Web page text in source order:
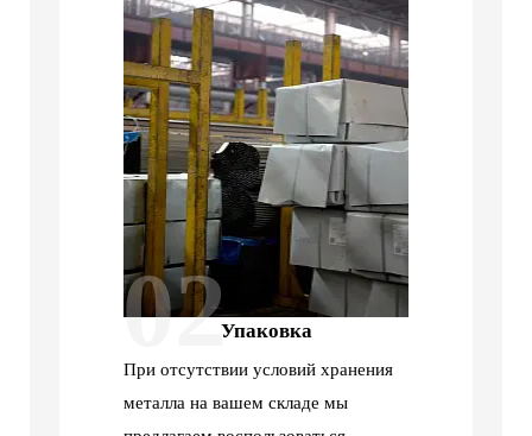
02Упаковка
При отсутствии условий хранения
металла на вашем складе мы